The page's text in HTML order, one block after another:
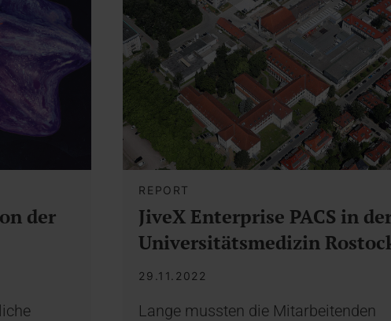
der
REPORT
JiveX Enterprise PACS in
Universitätsmedizin
29.11.2022
Lange mussten die Mitarbeitenden